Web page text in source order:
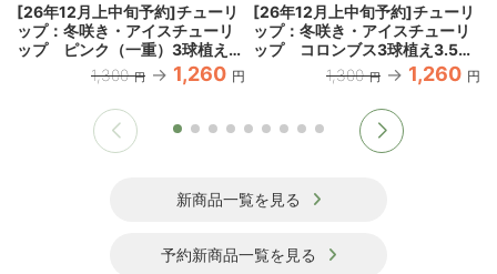
[26年12月上中旬予約]チューリ
ップ：冬咲き・アイスチューリ
ップ ピンク（一重）3球植え
3.5号ポット1,300 円 1,260 円
[26年12月上中旬予約]チューリ
ップ：冬咲き・アイスチューリ
ップ コロンブス3球植え3.5号
1,300 円 1,260 円
新商品一覧を見る
予約新商品一覧を見る